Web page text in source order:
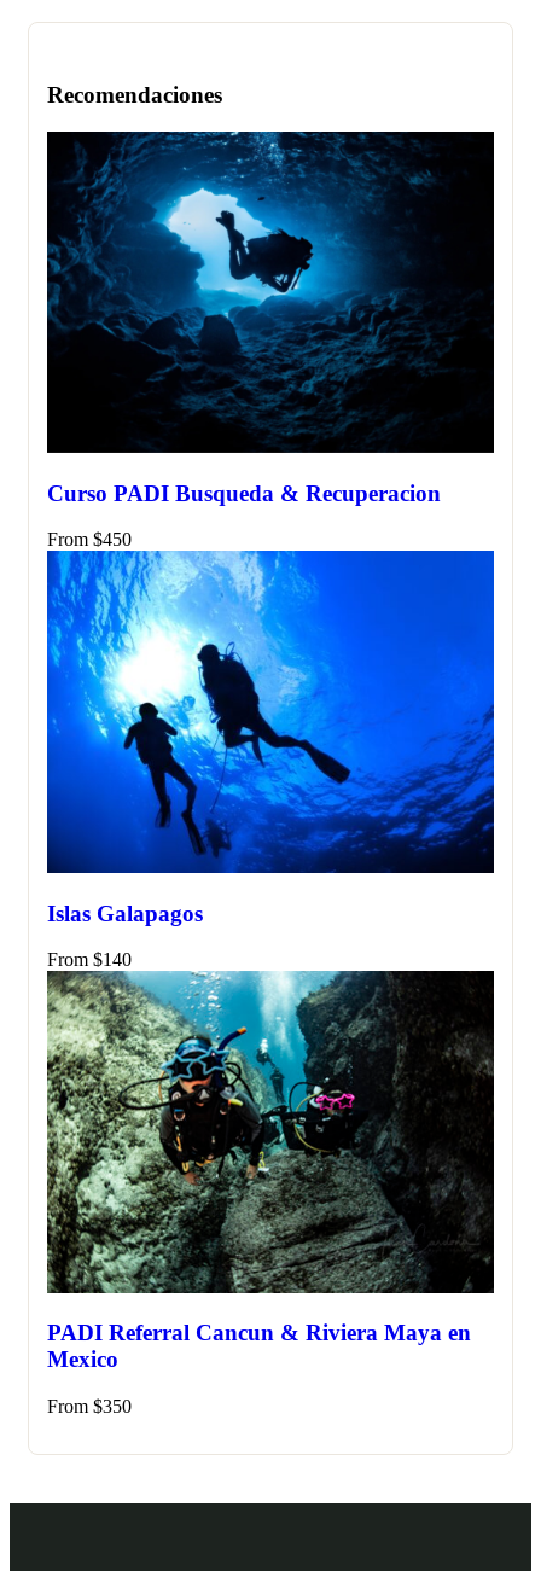
Recomendaciones
Curso PADI Busqueda & Recuperacion
From $450
Islas Galapagos
From $140
PADI Referral Cancun & Riviera Maya en
Mexico
From $350